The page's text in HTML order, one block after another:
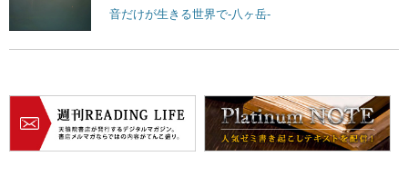
音だけが生きる世界で-八ヶ岳-